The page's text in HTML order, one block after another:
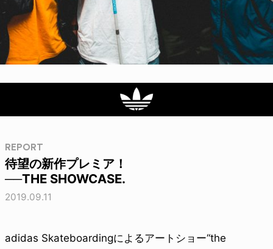
REPORT
待望の新作プレミア！
──THE SHOWCASE.
2019.09.11
adidas Skateboardingによるアートショー“the